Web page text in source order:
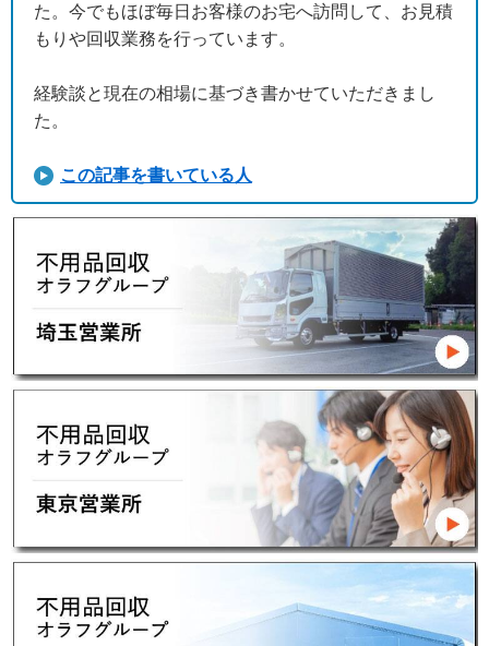
た。今でもほぼ毎日お客様のお宅へ訪問して、お見積
もりや回収業務を行っています。
経験談と現在の相場に基づき書かせていただきまし
た。
この記事を書いている人